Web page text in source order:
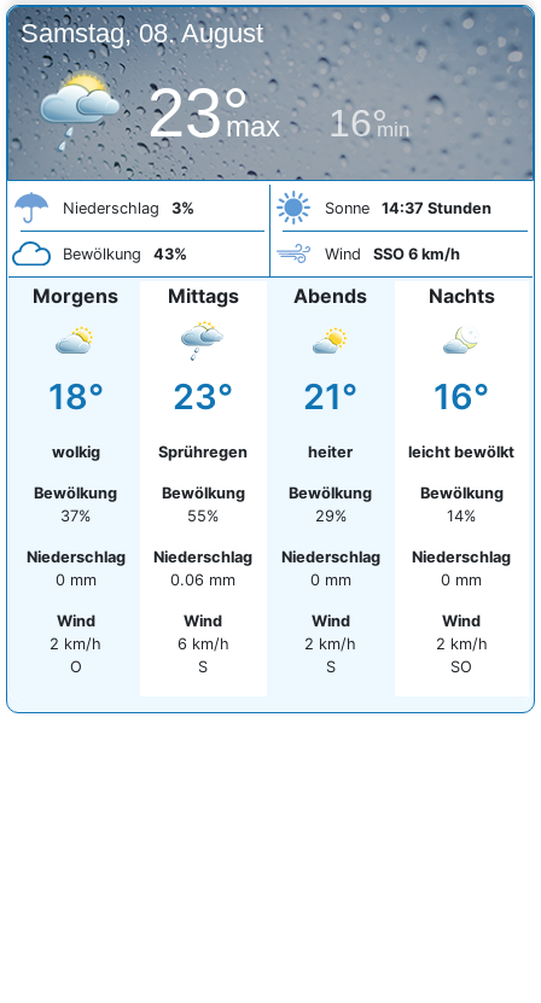
Samstag, 08. August
23°
max 16°
min
Niederschlag 3%
Bewölkung 43%
Sonne 14:37 Stunden
Wind SSO 6 km/h
Morgens
18°
wolkig
Bewölkung
37%
Niederschlag
0 mm
Wind
2 km/h
O
Mittags
23°
Sprühregen
Bewölkung
55%
Niederschlag
0.06 mm
Wind
6 km/h
S
Abends
21°
heiter
Bewölkung
29%
Niederschlag
0 mm
Wind
2 km/h
S
Nachts
16°
leicht bewölkt
Bewölkung
14%
Niederschlag
0 mm
Wind
2 km/h
SO